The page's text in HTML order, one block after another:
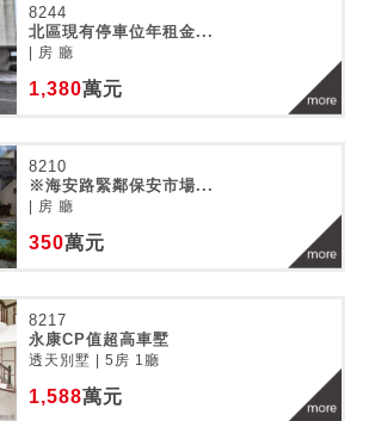
8244
北區現有停車位年租金...
| 房 廳
1,380萬元
8210
※海安路緊鄰保安市場...
| 房 廳
350萬元
8217
永康CP值超高車墅
透天別墅 | 5房 1廳
1,588萬元